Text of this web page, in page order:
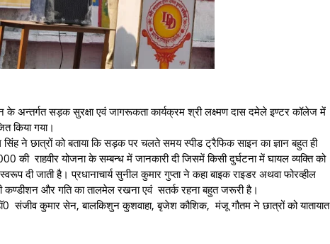
के अन्तर्गत सड़क सुरक्षा एवं जागरूकता कार्यक्रम श्री लक्ष्मण दास दमेले इण्टर कॉलेज में
किया गया।
ने छात्रों को बताया कि सड़क पर चलते समय स्पीड ट्रैफिक साइन का ज्ञान बहुत ही
की राहवीर योजना के सम्बन्ध में जानकारी दी जिसमें किसी दुर्घटना में घायल व्यक्ति को
दी जाती है। प्रधानाचार्य सुनील कुमार गुप्ता ने कहा बाइक राइडर अथवा फोरव्हील
कण्डीशन और गति का तालमेल रखना एवं सतर्क रहना बहुत जरूरी है।
संजीव कुमार सेन, बालकिशुन कुशवाहा, बृजेश कौशिक, मंजू गौतम ने छात्रों को यातायात